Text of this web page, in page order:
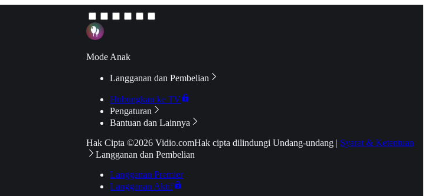
Mode Anak
Langganan dan Pembelian
Hubungkan ke TV
Pengaturan
Bantuan dan Lainnya
Hak Cipta ©2026 Vidio.comHak cipta dilindungi Undang-undang | Syarat & Ketentuan
Langganan dan Pembelian
Langganan Premier
Langganan Aktif